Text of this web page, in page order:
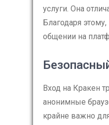
услуги. Она
Благодаря
общении на
Вход на Кракен
анонимные
крайне важно